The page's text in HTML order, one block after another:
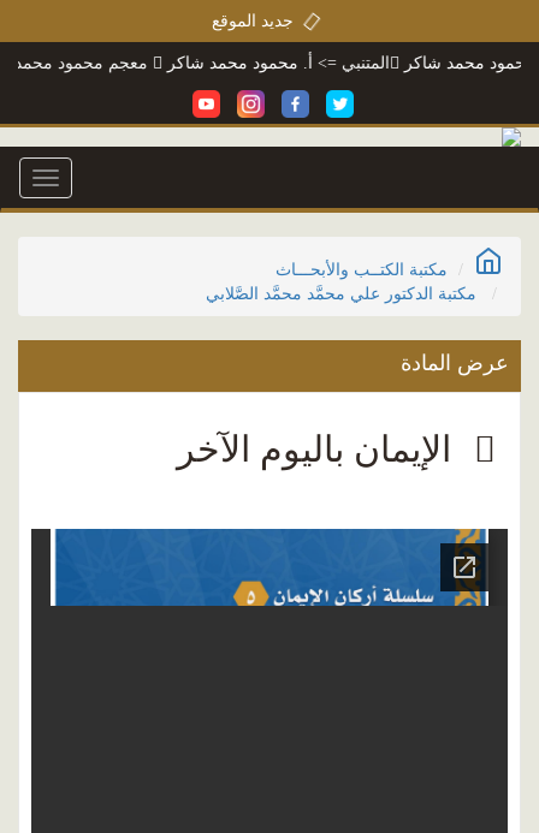
جديد الموقع
معجم محمود محمد شاكر المتنبي=> أ. محمود محمد شاكر محمد شاكر
Toggle
مكتبة الكتــب والأبحـــاث
مكتبة الدكتور علي محمَّد محمَّد الصَّلابي
عرض المادة
الإيمان باليوم الآخر